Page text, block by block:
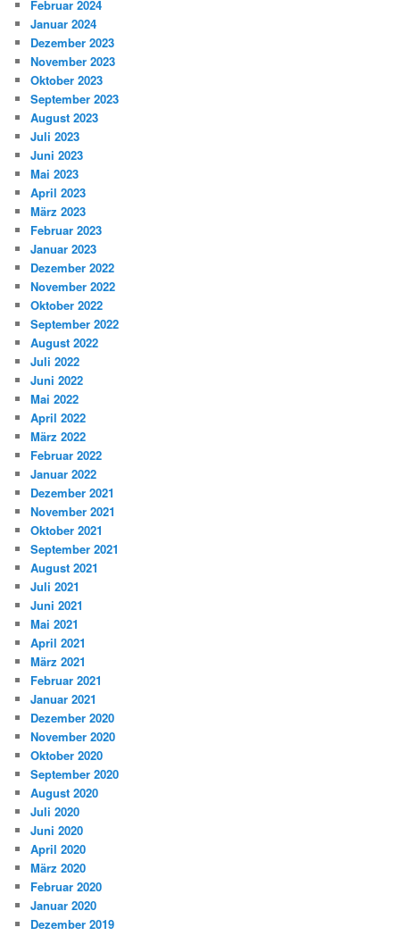
Februar 2024
Januar 2024
Dezember 2023
November 2023
Oktober 2023
September 2023
August 2023
Juli 2023
Juni 2023
Mai 2023
April 2023
März 2023
Februar 2023
Januar 2023
Dezember 2022
November 2022
Oktober 2022
September 2022
August 2022
Juli 2022
Juni 2022
Mai 2022
April 2022
März 2022
Februar 2022
Januar 2022
Dezember 2021
November 2021
Oktober 2021
September 2021
August 2021
Juli 2021
Juni 2021
Mai 2021
April 2021
März 2021
Februar 2021
Januar 2021
Dezember 2020
November 2020
Oktober 2020
September 2020
August 2020
Juli 2020
Juni 2020
April 2020
März 2020
Februar 2020
Januar 2020
Dezember 2019